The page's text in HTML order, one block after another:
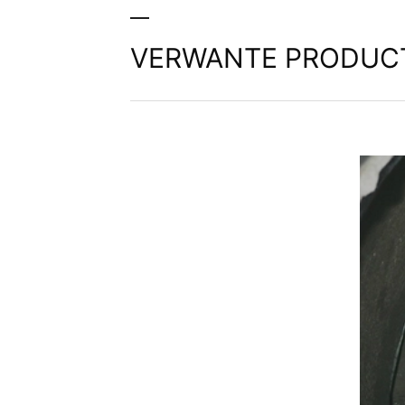
VERWANTE